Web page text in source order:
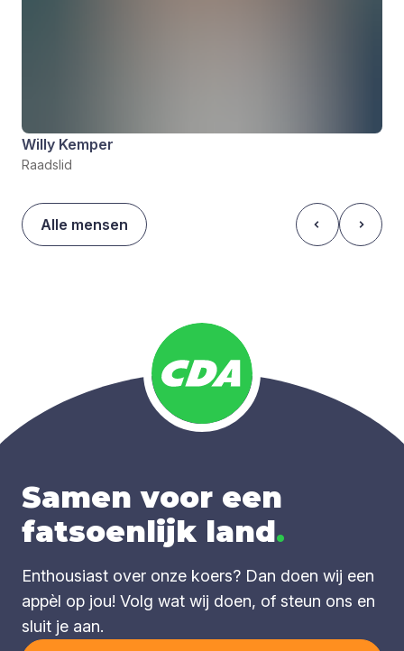
Willy Kemper
Raadslid
Alle mensen
Samen voor een
fatsoenlijk land.
Enthousiast over onze koers? Dan doen wij een
appèl op jou! Volg wat wij doen, of steun ons en
sluit je aan.